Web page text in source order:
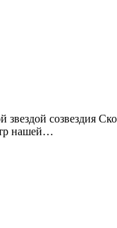
звездой созвездия
нашей…